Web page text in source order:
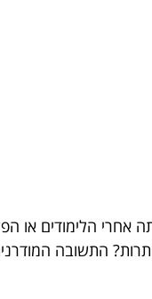
אחרי הלימודים או
התשובה